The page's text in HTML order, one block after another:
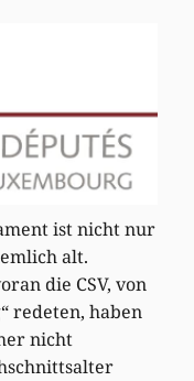
ist nicht nur
alt.
die CSV, von
redeten, haben
nicht